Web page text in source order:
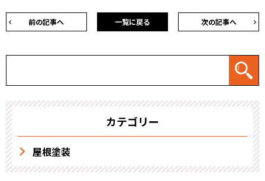
前の記事へ 次の記事へ
一覧に戻る
カテゴリー
屋根塗装